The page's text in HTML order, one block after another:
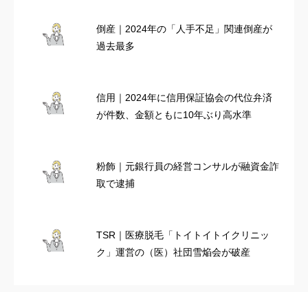
倒産｜2024年の「人手不足」関連倒産が
過去最多
信用｜2024年に信用保証協会の代位弁済
が件数、金額ともに10年ぶり高水準
粉飾｜元銀行員の経営コンサルが融資金詐
取で逮捕
TSR｜医療脱毛「トイトイトイクリニッ
ク」運営の（医）社団雪焔会が破産